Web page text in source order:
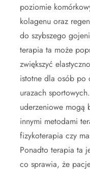
poziomie
kolagenu oraz
do szybszego
terapia ta może
zwiększyć
istotne dla osób po
urazach
uderzeniowe mogą
innymi metodami
fizykoterapia czy
Ponadto terapia ta
co sprawia, że